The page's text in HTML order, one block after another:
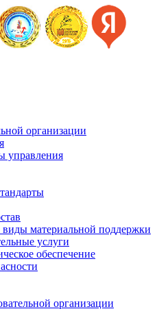
организации
управления
материальной поддержки
услуги
обеспечение
организации